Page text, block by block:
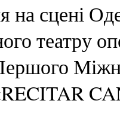
на сцені
театру